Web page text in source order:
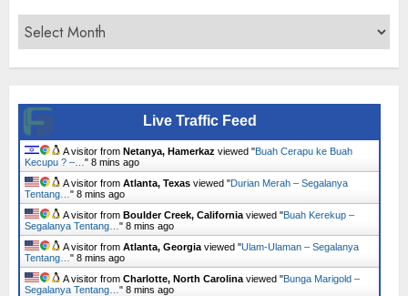
Archives
Live Traffic Feed
A visitor from Netanya, Hamerkaz viewed "Buah Cerapu ke Buah
Kecupu ? –… " 8 mins ago
A visitor from Atlanta, Texas viewed "Durian Merah – Segalanya
Tentang… " 8 mins ago
A visitor from Boulder Creek, California viewed "Buah Kerekup –
Segalanya Tentang… " 8 mins ago
A visitor from Atlanta, Georgia viewed "Ulam-Ulaman – Segalanya
Tentang… " 8 mins ago
A visitor from Charlotte, North Carolina viewed "Bunga Marigold –
Segalanya Tentang… " 8 mins ago